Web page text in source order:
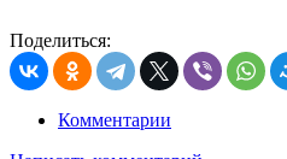
Поделиться:
Комментарии